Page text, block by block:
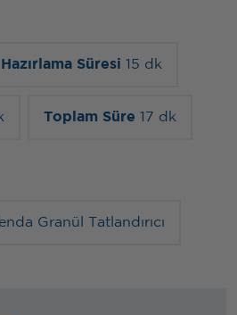
Hazırlama Süresi 15 dk
Toplam Süre 17 dk
Granül Tatlandırıcı